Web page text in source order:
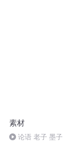
素材
论语 老子 墨子